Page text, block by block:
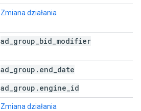
Zmiana działania
ad group bid modifier
ad group . end date
ad group . engine id
Zmiana działania